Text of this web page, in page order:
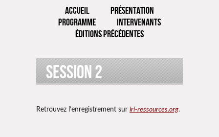
ACCUEIL
PRÉSENTATION
PROGRAMME
INTERVENANTS
ÉDITIONS PRÉCÉDENTES
Session 2
Retrouvez l’enregistrement sur iri-ressources.org.